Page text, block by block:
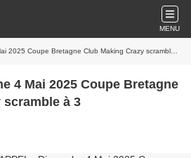
MENU
Coupe Bretagne Club Making Crazy scramble à 3
4 Mai 2025 Coupe Bretagne
scramble à 3